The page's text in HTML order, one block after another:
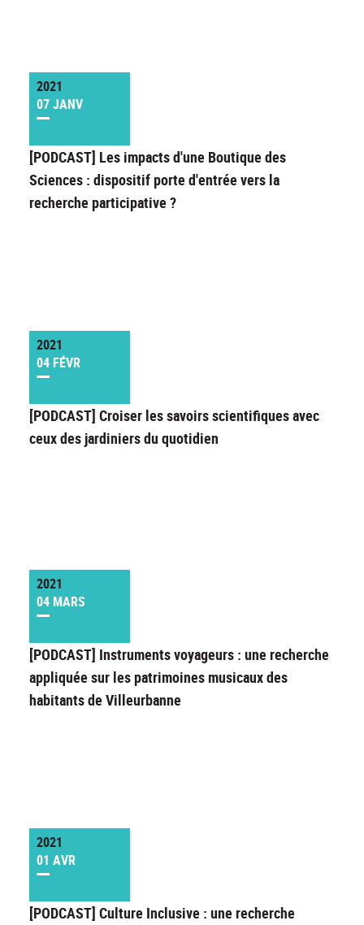
2021
07 JANV
[PODCAST] Les impacts d'une Boutique des
Sciences : dispositif porte d'entrée vers la
recherche participative ?
2021
04 FÉVR
[PODCAST] Croiser les savoirs scientifiques avec
ceux des jardiniers du quotidien
2021
04 MARS
[PODCAST] Instruments voyageurs : une recherche
appliquée sur les patrimoines musicaux des
habitants de Villeurbanne
2021
01 AVR
[PODCAST] Culture Inclusive : une recherche